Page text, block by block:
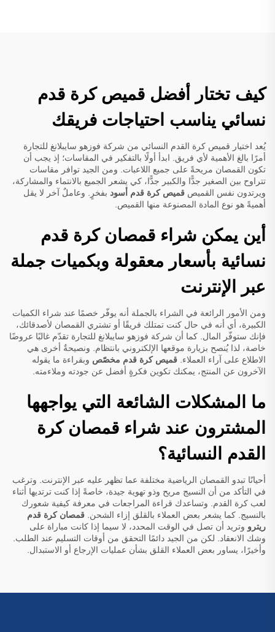
كيف تختار أفضل قميص كرة قدم
نسائي يناسب احتياجات فريقك
يُعد اختيار قميص كرة القدم النسائي من شركة فوزهو سايبلانغ للتجارة
أمرًا بالغ الأهمية لأي فريق. ابدأ أولًا بالتفكير في المقاسات؛ إذ يجب أن
تكون القمصان مريحةً على جميع اللاعبات. ومن الجيد توافر مقاسات
تتراوح بين الصغير جدًّا والكبير جدًّا، كي يشعر الجميع بالانتماء والمشاركة،
ويرتدون نفس القميص قميص كرة قدم أسود بفخرٍ. وعاملٌ آخر لا يقل
أهميةً هو نوع المادة المصنوعة منها القميص.
أين يمكن شراء قمصان كرة قدم
نسائية بأسعار معقولة وبكميات جملة
عبر الإنترنت
ومن الأمور الرائعة في الشراء بالجملة أنه يوفّر خصمًا عند شراء الكميات
الكبيرة، أي أنه في حال كنت تمتلك فريقًا أو تشتري القمصان لأصدقائك،
فإنك ستوفّر المال. كما أن شركة فوزهو سايبلانغ للتجارة تقدّم غالبًا عروضًا
خاصة، لذا يُنصح بزيارة موقعها الإلكتروني بانتظام. ونصيحةٌ أخرى هي
الاطلاع على آراء العملاء. قميص كرة قدم مخصّص وبقراءة ما يقوله
الآخرون عن المنتج، يمكنك تكوين فكرةٍ أفضل عن جودته وملاءمته.
ما المشكلات الشائعة التي يواجهها
المشترون عند شراء قمصان كرة
القدم النسائية؟
أحيانًا تبدو القمصان الرياضية مختلفة عما تظهر عليه عبر الإنترنت. وترغب
في التأكد من أن النسيج مريح وذو تهوية جيدة، خاصةً إذا كنت ترتديها أثناء
لعب كرة القدم. وتساعدك قراءة المراجعات في معرفة كيفية شعورك
بالنسيج. كما يشعر بعض العملاء بالقلق إزاء الشحن. قمصان كرة قدم
ريترو وتريد أن تصل في الوقت المحدد، لا سيما إذا كانت مباراة على
وشك الانعقاد. لكن من الجيد دائمًا التحقق من أوقات التسليم عند الطلب.
وأخيرًا، يساور بعض العملاء القلق بشأن عمليات الإرجاع أو الاستبدال.